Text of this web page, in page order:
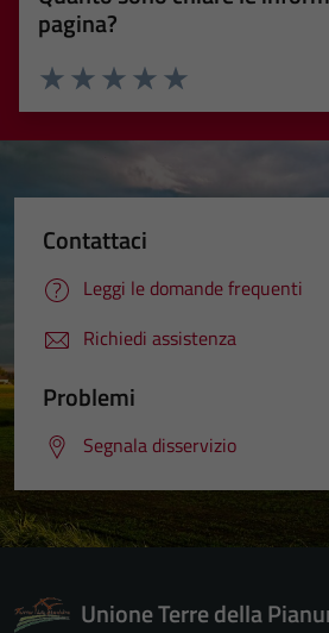
pagina?
Valuta 5 stelle su 5
Valuta 4 stelle su 5
Valuta 3 stelle su 5
Valuta 2 stelle su 5
Valuta 1 stelle su 5
Contattaci
Leggi le domande frequenti
Richiedi assistenza
Problemi
Segnala disservizio
Unione Terre della